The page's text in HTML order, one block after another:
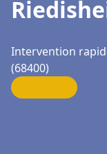
Intervention
(68400)